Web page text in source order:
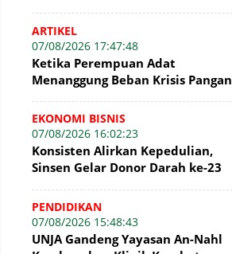
Nyata
ARTIKEL
07/08/2026 17:47:48
Ketika Perempuan Adat
Menanggung Beban Krisis Pangan
EKONOMI BISNIS
07/08/2026 16:02:23
Konsisten Alirkan Kepedulian,
Sinsen Gelar Donor Darah ke-23
Sinsen
PENDIDIKAN
07/08/2026 15:48:43
UNJA Gandeng Yayasan An-Nahl